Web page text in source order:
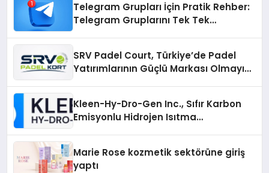
Telegram Grupları İçin Pratik Rehber:
Telegram Gruplarını Tek Tek
SRV Padel Court, Türkiye’de Padel
Yatırımlarının Güçlü Markası Olmayı
Kleen-Hy-Dro-Gen Inc., Sıfır Karbon
Emisyonlu Hidrojen Isıtma
Marie Rose kozmetik sektörüne giriş
yaptı